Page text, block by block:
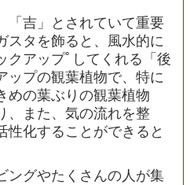
「吉」とされていて重要
スタを飾ると、風水的に
クアップﾟしてくれる「後
ップの観葉植物で、特に
めの葉ぶりの観葉植物
、また、気の流れを整
性化することができると
ングやたくさんの人が集